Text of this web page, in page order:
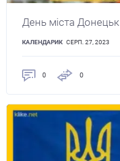
День міста Донецьк
КАЛЕНДАРИК СЕРП. 27, 2023
0 0